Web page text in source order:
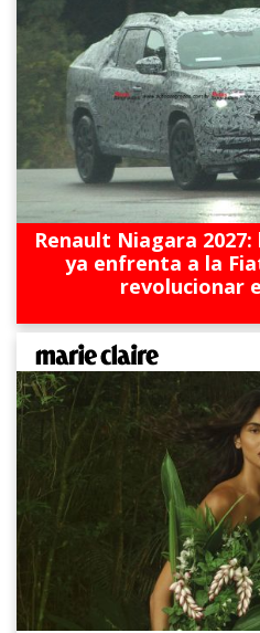
Renault Niagara
ya enfrenta a la
revolucionar